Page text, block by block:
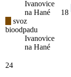
Ivanovice
na Hané
svoz
bioodpadu
Ivanovice
na Hané
18
24